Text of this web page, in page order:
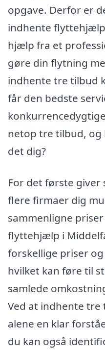
opgave. Derfor er
indhente
hjælp fra et
gøre din flytning
indhente tre tilbud
får den bedste
netop tre tilbud,
det dig?
For det første giver
flere firmaer dig
sammenligne
flyttehjælp i
forskellige priser
hvilket kan føre til
samlede
Ved at indhente tre
alene en klar
du kan også